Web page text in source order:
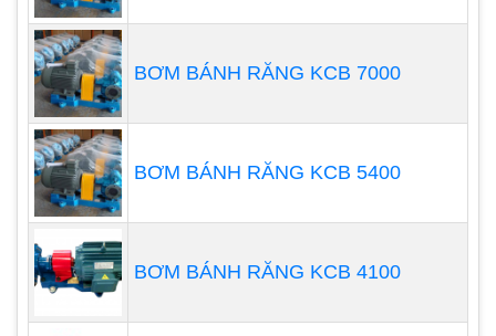
Tốc độ: lên đến 3500 vòng / phút
Nhiệt độ: lên đến 350 ° C
MOC: CI, CS, SS304 / 316, SS 304 L / 316L,
Hợp kim 20, Hợp kim cao cấp B hoặc C,
CD4MCU, v.v. …….
BƠM BÁNH RĂNG KCB 7000
BƠM BÁNH RĂNG KCB 5400
BƠM BÁNH RĂNG KCB 4100